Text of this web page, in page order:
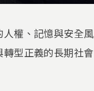
權、記憶與安全風
型正義的長期社會